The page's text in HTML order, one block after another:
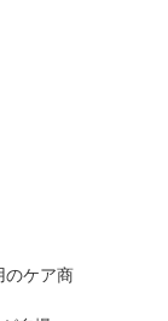
のケア商